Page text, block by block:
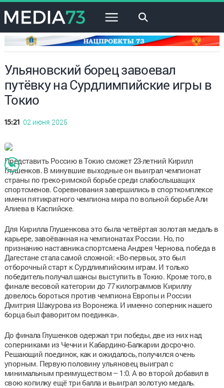
×
Ульяновский борец завоевал
путёвку на Сурдлимпийские игры в
Токио
15:21 02 июня 2025
Представить Россию в Токио сможет 23-летний Кирилл
Глушенков. В минувшие выходные он выиграл чемпионат
страны по греко-римской борьбе среди слабослышащих
спортсменов. Соревнования завершились в спорткомплексе
имени пятикратного чемпиона мира по вольной борьбе Али
Алиева в Каспийске.
Для Кирилла Глушенкова это была четвёртая золотая медаль в
карьере, завоёванная на чемпионатах России. Но, по
признанию наставника спортсмена Андрея Чернова, победа в
Дагестане стала самой сложной: «Во-первых, это был
отборочный старт к Сурдлимпийским играм. И только
победитель получал шансы выступить в Токио. Кроме того, в
финале весовой категории до 77 килограммов Кириллу
довелось бороться против чемпиона Европы и России
Дмитрия Шакурова из Воронежа. И именно соперник нашего
борца был фаворитом поединка».
До финала Глушенков одержал три победы, две из них над
соперниками из Чечни и Кабардино-Балкарии досрочно.
Решающий поединок, как и ожидалось, получился очень
упорным. Первую половину ульяновец выиграл с
минимальным преимуществом – 1:0. А во второй добавил в
свою копилку ещё три балла и выиграл золотую медаль.